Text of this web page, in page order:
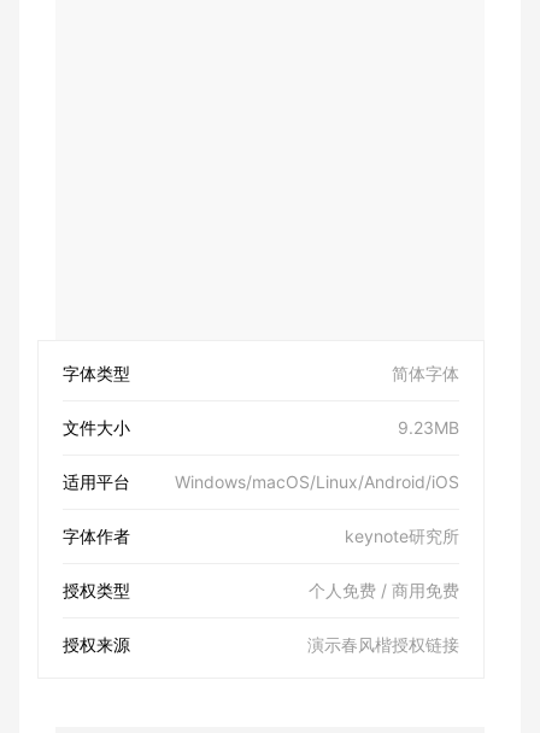
字体类型 简体字体
文件大小 9.23MB
适用平台 Windows/macOS/Linux/Android/iOS
字体作者 keynote研究所
授权类型 个人免费 / 商用免费
授权来源 演示春风楷授权链接